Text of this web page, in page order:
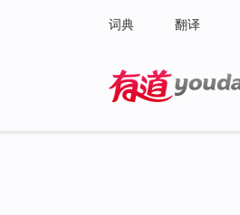
词典 翻译